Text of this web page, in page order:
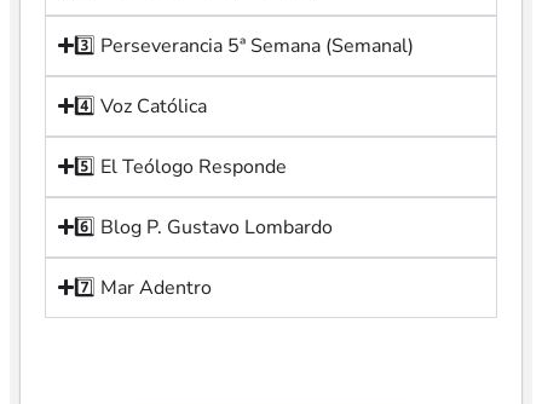
3️⃣ Perseverancia 5ª Semana (Semanal)
4️⃣ Voz Católica
5️⃣ El Teólogo Responde
6️⃣ Blog P. Gustavo Lombardo
7️⃣ Mar Adentro